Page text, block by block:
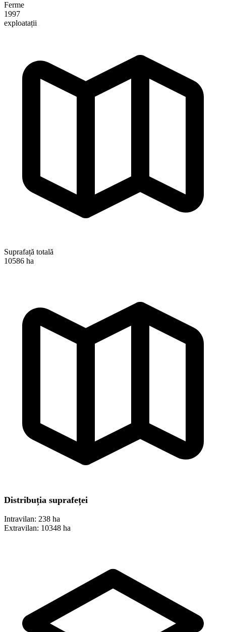
Ferme
1997
exploatații
Suprafață totală
10586 ha
Distribuția suprafeței
Intravilan: 238 ha
Extravilan: 10348 ha